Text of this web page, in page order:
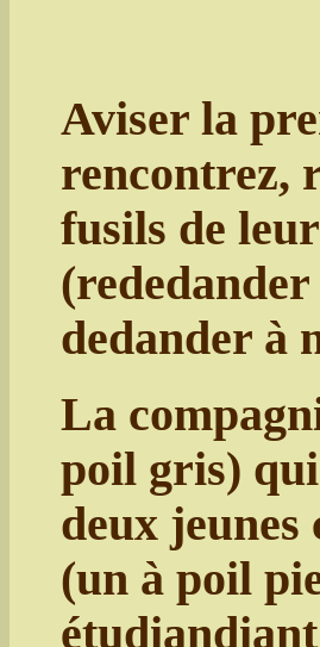
Aviser la
rencontrez,
fusils de
dedander à
La
poil gris)
deux jeunes
(un à poil